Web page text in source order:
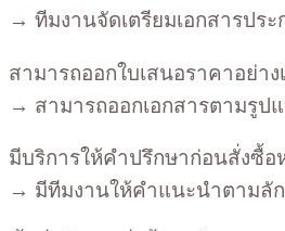
→ ทีมงานจัดเตรียมเอกสารปร
สามารถออกใบเสนอราคาอย่า
→ สามารถออกเอกสารตามรูป
มีบริการให้คำปรึกษาก่อนสั่งซื้อ
→ มีทีมงานให้คำแนะนำตามลั